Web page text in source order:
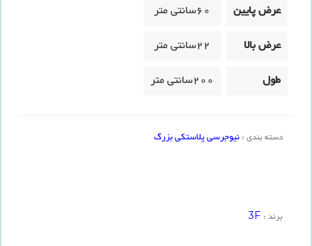
عرض پایین
60سانتی متر
عرض بالا
22سانتی متر
طول
200سانتی متر
دسته بندی :نیوجرسی پلاستکی بزرگ
برند : 3F